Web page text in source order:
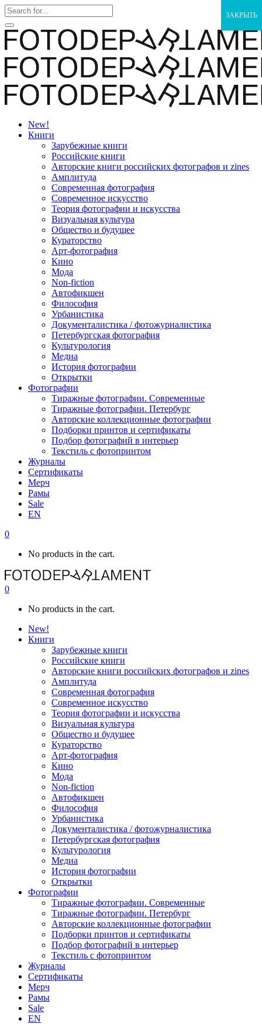
New!
Книги
Зарубежные книги
Российские книги
Авторские книги российских фотографов и zines
Амплитуда
Современная фотография
Современное искусство
Теория фотографии и искусства
Визуальная культура
Общество и будущее
Кураторство
Арт-фотография
Кино
Мода
Non-fiction
Автофикшен
Философия
Урбанистика
Документалистика / фотожурналистика
Петербургская фотография
Культурология
Медиа
История фотографии
Открытки
Фотографии
Тиражные фотографии. Современные
Тиражные фотографии. Петербург
Авторские коллекционные фотографии
Подборки принтов и сертификаты
Подбор фотографий в интерьер
Текстиль с фотопринтом
Журналы
Сертификаты
Мерч
Рамы
Sale
EN
0
No products in the cart.
0
No products in the cart.
New!
Книги
Зарубежные книги
Российские книги
Авторские книги российских фотографов и zines
Амплитуда
Современная фотография
Современное искусство
Теория фотографии и искусства
Визуальная культура
Общество и будущее
Кураторство
Арт-фотография
Кино
Мода
Non-fiction
Автофикшен
Философия
Урбанистика
Документалистика / фотожурналистика
Петербургская фотография
Культурология
Медиа
История фотографии
Открытки
Фотографии
Тиражные фотографии. Современные
Тиражные фотографии. Петербург
Авторские коллекционные фотографии
Подборки принтов и сертификаты
Подбор фотографий в интерьер
Текстиль с фотопринтом
Журналы
Сертификаты
Мерч
Рамы
Sale
EN
ЗАКРЫТЬ